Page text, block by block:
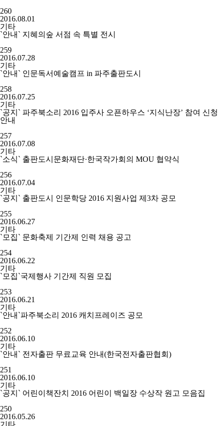
260
2016.08.01
기타
`안내` 지혜의숲 서점 속 특별 전시
259
2016.07.28
기타
`안내` 인문독서예술캠프 in 파주출판도시
258
2016.07.25
기타
`공지` 파주북소리 2016 입주사 오픈하우스 ‘지식난장’ 참여 신청
안내
257
2016.07.08
기타
`소식` 출판도시문화재단·한국작가회의 MOU 협약식
256
2016.07.04
기타
`공지` 출판도시 인문학당 2016 지원사업 제3차 공모
255
2016.06.27
기타
`모집` 문화축제 기간제 인력 채용 공고
254
2016.06.22
기타
`모집`국제행사 기간제 직원 모집
253
2016.06.21
기타
`안내`파주북소리 2016 캐치프레이즈 공모
252
2016.06.10
기타
`안내` 전자출판 무료교육 안내(한국전자출판협회)
251
2016.06.10
기타
`공지` 어린이책잔치 2016 어린이 백일장 수상작 원고 모음집
250
2016.05.26
기타